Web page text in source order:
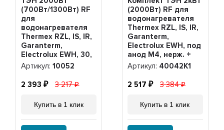
(700Вт/1300Вт) RF
для
водонагревателя
Thermex RZL, IS, IR,
Garanterm,
Electrolux EWH, 30,
50, 80, 100 литров,
10052
Артикул:10052
2 393 3 217
Купить в 1 клик
(2000Вт) RF для
водонагревателя
Thermex RZL, IS, IR,
Garanterm,
Electrolux EWH, под
анод М4, нерж. +
прокладка,
40042K1
Артикул: 40042K1
2 517 3 384
Купить в 1 клик